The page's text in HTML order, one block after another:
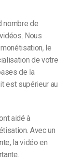
nombre de
Nous
le
de votre
de la
est supérieur au
aidé à
Avec un
la vidéo en